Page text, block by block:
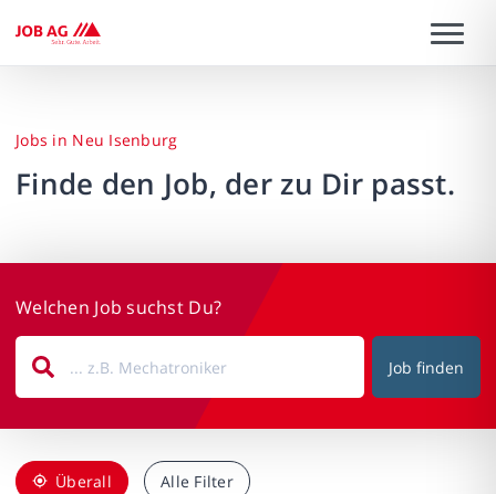
Jobs in Neu Isenburg
Finde den Job, der zu Dir passt.
Welchen Job suchst Du?
Job finden
Überall Alle Filter